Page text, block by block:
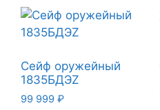
Сейф оружейный
1835БДЭZ
99 999 ₽